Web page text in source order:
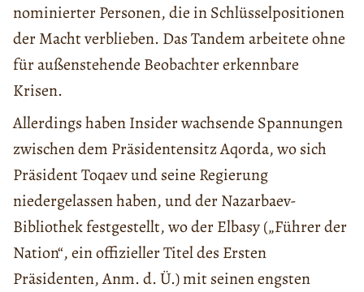
nominierter Personen, die in Schlüsselpositionen
der Macht verblieben. Das Tandem arbeitete ohne
für außenstehende Beobachter erkennbare
Krisen.
Allerdings haben Insider wachsende Spannungen
zwischen dem Präsidentensitz Aqorda, wo sich
Präsident Toqaev und seine Regierung
niedergelassen haben, und der Nazarbaev-
Bibliothek festgestellt, wo der Elbasy („Führer der
Nation“, ein offizieller Titel des Ersten
Präsidenten, Anm. d. Ü.) mit seinen engsten